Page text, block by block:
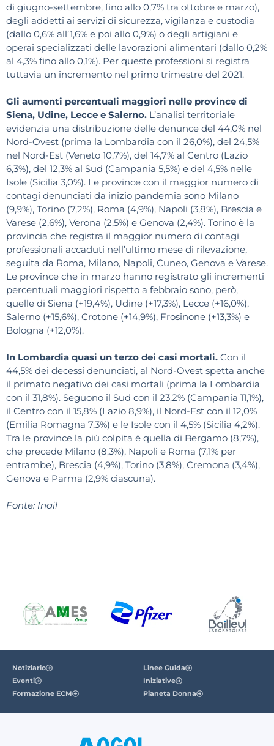
di giugno-settembre, fino allo 0,7% tra ottobre e marzo),
degli addetti ai servizi di sicurezza, vigilanza e custodia
(dallo 0,6% all’1,6% e poi allo 0,9%) o degli artigiani e
operai specializzati delle lavorazioni alimentari (dallo 0,2%
al 4,3% fino allo 0,1%). Per queste professioni si registra
tuttavia un incremento nel primo trimestre del 2021.
Gli aumenti percentuali maggiori nelle province di
Siena, Udine, Lecce e Salerno. L’analisi territoriale
evidenzia una distribuzione delle denunce del 44,0% nel
Nord-Ovest (prima la Lombardia con il 26,0%), del 24,5%
nel Nord-Est (Veneto 10,7%), del 14,7% al Centro (Lazio
6,3%), del 12,3% al Sud (Campania 5,5%) e del 4,5% nelle
Isole (Sicilia 3,0%). Le province con il maggior numero di
contagi denunciati da inizio pandemia sono Milano
(9,9%), Torino (7,2%), Roma (4,9%), Napoli (3,8%), Brescia e
Varese (2,6%), Verona (2,5%) e Genova (2,4%). Torino è la
provincia che registra il maggior numero di contagi
professionali accaduti nell’ultimo mese di rilevazione,
seguita da Roma, Milano, Napoli, Cuneo, Genova e Varese.
Le province che in marzo hanno registrato gli incrementi
percentuali maggiori rispetto a febbraio sono, però,
quelle di Siena (+19,4%), Udine (+17,3%), Lecce (+16,0%),
Salerno (+15,6%), Crotone (+14,9%), Frosinone (+13,3%) e
Bologna (+12,0%).
In Lombardia quasi un terzo dei casi mortali. Con il
44,5% dei decessi denunciati, al Nord-Ovest spetta anche
il primato negativo dei casi mortali (prima la Lombardia
con il 31,8%). Seguono il Sud con il 23,2% (Campania 11,1%),
il Centro con il 15,8% (Lazio 8,9%), il Nord-Est con il 12,0%
(Emilia Romagna 7,3%) e le Isole con il 4,5% (Sicilia 4,2%).
Tra le province la più colpita è quella di Bergamo (8,7%),
che precede Milano (8,3%), Napoli e Roma (7,1% per
entrambe), Brescia (4,9%), Torino (3,8%), Cremona (3,4%),
Genova e Parma (2,9% ciascuna).
Fonte: Inail
Notiziario
Eventi
Formazione ECM
Linee Guida
Iniziative
Pianeta Donna